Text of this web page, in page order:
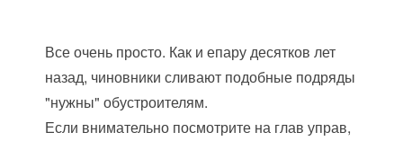
Все очень просто. Как и епару десятков лет
назад, чиновники сливают подобные подряды
"нужны" обустроителям.
Если внимательно посмотрите на глав управ,